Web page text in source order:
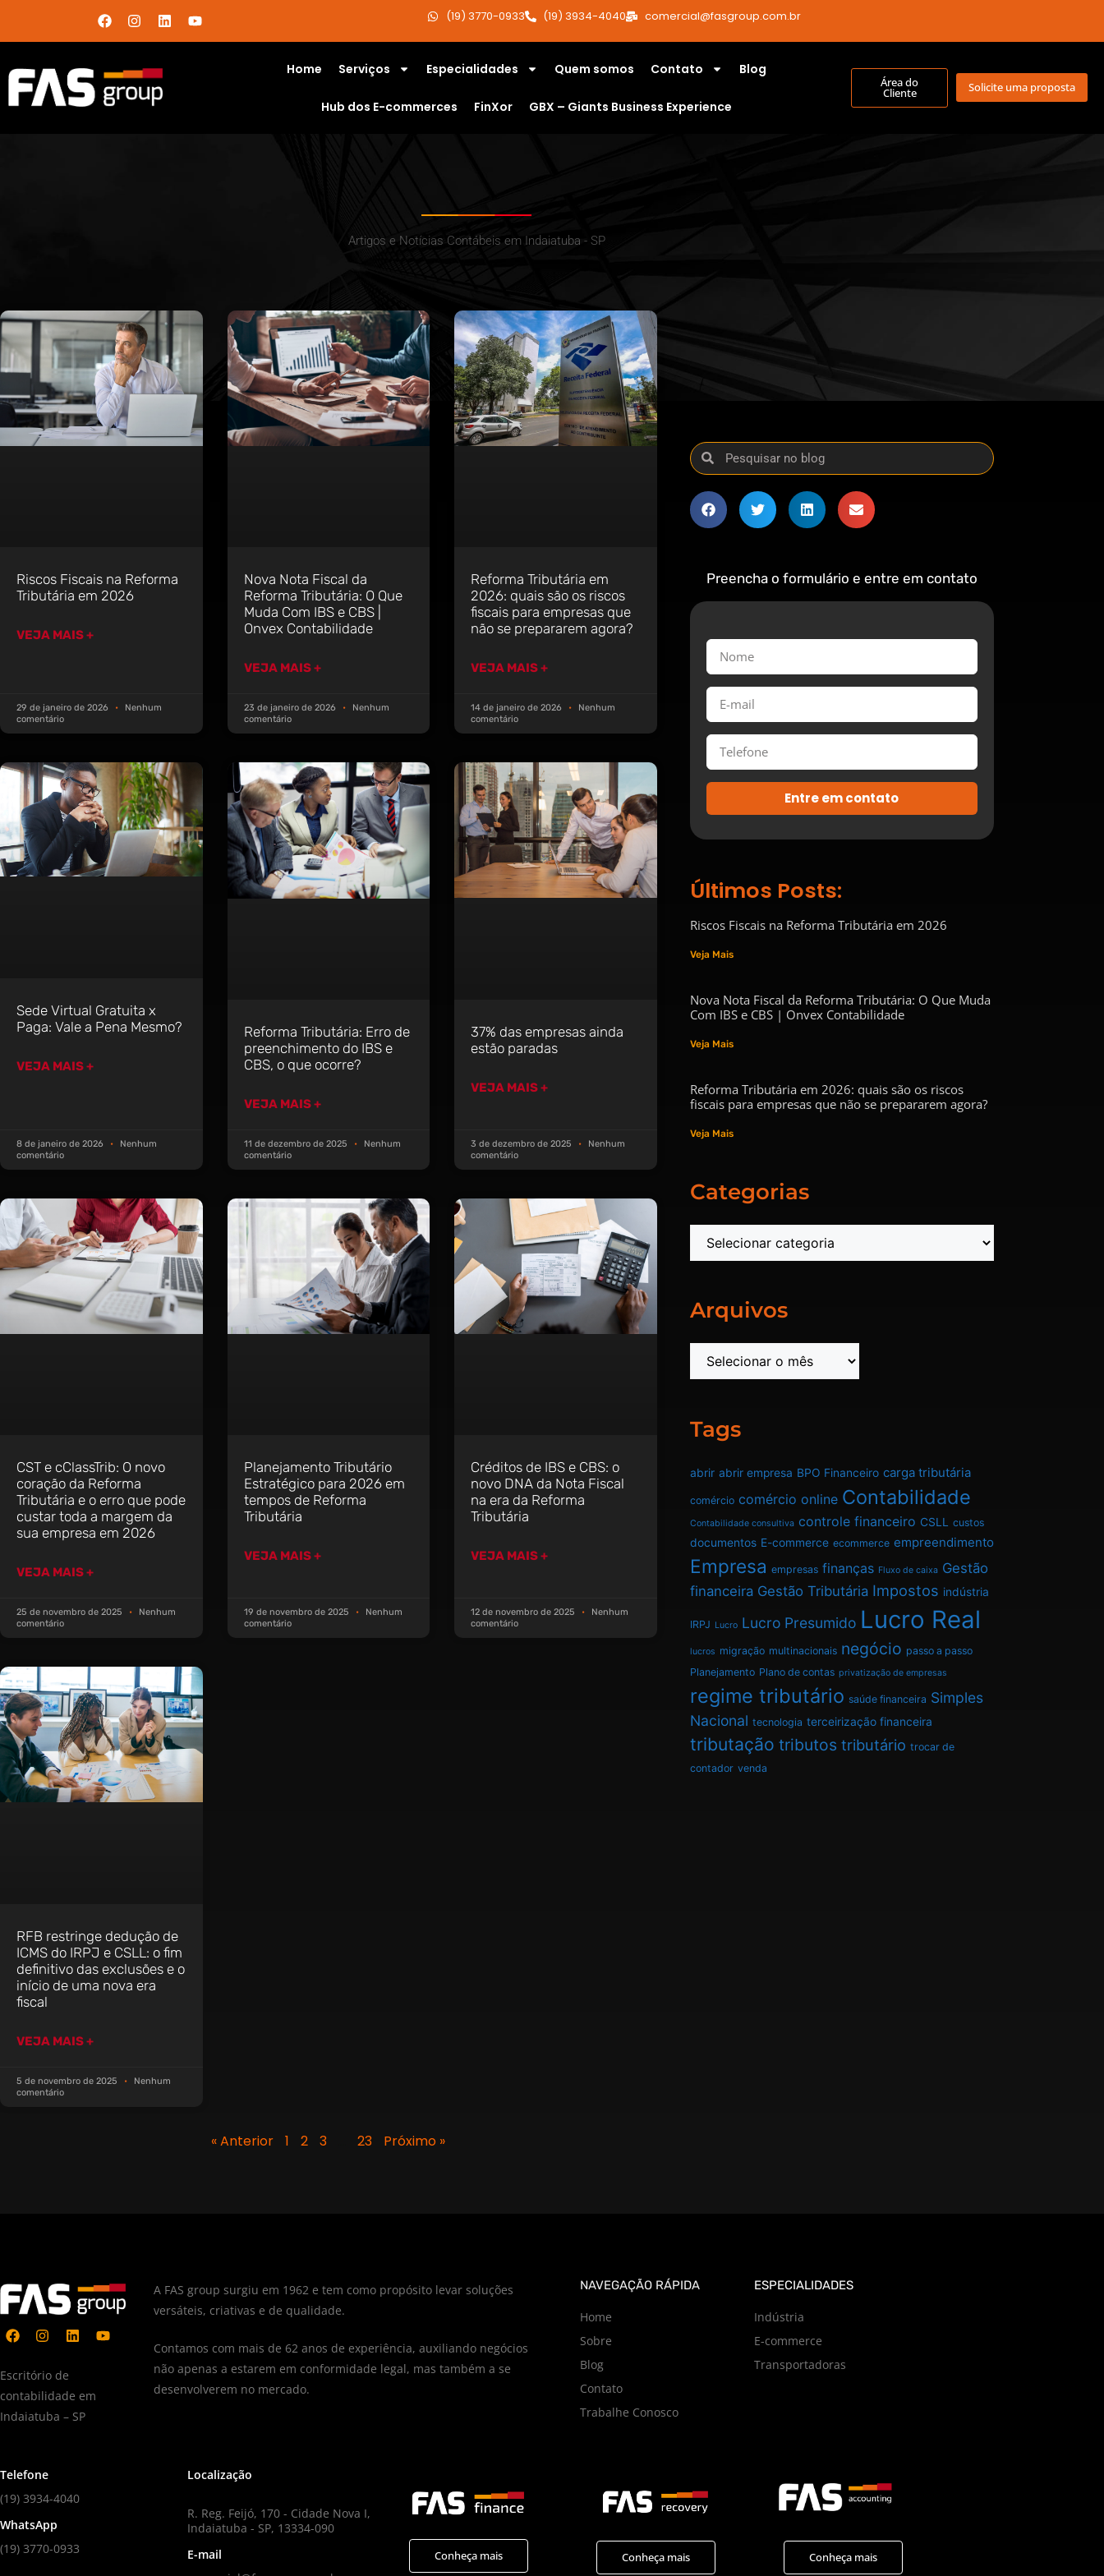
(19) 3770-0933 (19) 3934-4040 comercial@fasgroup.com.br
Home Serviços Especialidades Quem somos Contato Blog
Hub dos E-commerces FinXor GBX – Giants Business Experience
Área do
Cliente Solicite uma proposta
Artigos e Notícias Contábeis em Indaiatuba - SP
Riscos Fiscais na Reforma
Tributária em 2026
VEJA MAIS +
29 de janeiro de 2026
Nenhum
comentário
Nova Nota Fiscal da
Reforma Tributária: O Que
Muda Com IBS e CBS |
Onvex Contabilidade
VEJA MAIS +
23 de janeiro de 2026
Nenhum
comentário
Reforma Tributária em
2026: quais são os riscos
fiscais para empresas que
não se prepararem agora?
VEJA MAIS +
14 de janeiro de 2026
Nenhum
comentário
Sede Virtual Gratuita x
Paga: Vale a Pena Mesmo?
VEJA MAIS +
8 de janeiro de 2026
Nenhum
comentário
Reforma Tributária: Erro de
preenchimento do IBS e
CBS, o que ocorre?
VEJA MAIS +
11 de dezembro de 2025
Nenhum
comentário
37% das empresas ainda
estão paradas
VEJA MAIS +
3 de dezembro de 2025
Nenhum
comentário
CST e cClassTrib: O novo
coração da Reforma
Tributária e o erro que pode
custar toda a margem da
sua empresa em 2026
VEJA MAIS +
25 de novembro de 2025
Nenhum
comentário
Planejamento Tributário
Estratégico para 2026 em
tempos de Reforma
Tributária
VEJA MAIS +
19 de novembro de 2025
Nenhum
comentário
Créditos de IBS e CBS: o
novo DNA da Nota Fiscal
na era da Reforma
Tributária
VEJA MAIS +
12 de novembro de 2025
Nenhum
comentário
RFB restringe dedução de
ICMS do IRPJ e CSLL: o fim
definitivo das exclusões e o
início de uma nova era
fiscal
VEJA MAIS +
5 de novembro de 2025
Nenhum
comentário
« Anterior 1 2 3 23 Próximo »
Preencha o formulário e entre em contato
Entre em contato
Últimos Posts:
Riscos Fiscais na Reforma Tributária em 2026
Veja Mais
Nova Nota Fiscal da Reforma Tributária: O Que Muda
Com IBS e CBS | Onvex Contabilidade
Veja Mais
Reforma Tributária em 2026: quais são os riscos
fiscais para empresas que não se prepararem agora?
Veja Mais
Categorias
Arquivos
Tags
abrir abrir empresa BPO Financeiro carga tributária
comércio comércio online Contabilidade
Contabilidade consultiva controle financeiro CSLL custos
documentos E-commerce ecommerce empreendimento
Empresa empresas finanças Fluxo de caixa Gestão
financeira Gestão Tributária Impostos indústria
IRPJ Lucro Lucro Presumido Lucro Real
lucros migração multinacionais negócio passo a passo
Planejamento Plano de contas privatização de empresas
regime tributário saúde financeira Simples
Nacional tecnologia terceirização financeira
tributação tributos tributário trocar de
contador venda
Escritório de
contabilidade em
Indaiatuba – SP
A FAS group surgiu em 1962 e tem como propósito levar soluções
versáteis, criativas e de qualidade.
Contamos com mais de 62 anos de experiência, auxiliando negócios
não apenas a estarem em conformidade legal, mas também a se
desenvolverem no mercado.
NAVEGAÇÃO RÁPIDA
Home
Sobre
Blog
Contato
Trabalhe Conosco
ESPECIALIDADES
Indústria
E-commerce
Transportadoras
Telefone
(19) 3934-4040
WhatsApp
(19) 3770-0933
Localização
R. Reg. Feijó, 170 - Cidade Nova I,
Indaiatuba - SP, 13334-090
E-mail
Conheça mais Conheça mais Conheça mais